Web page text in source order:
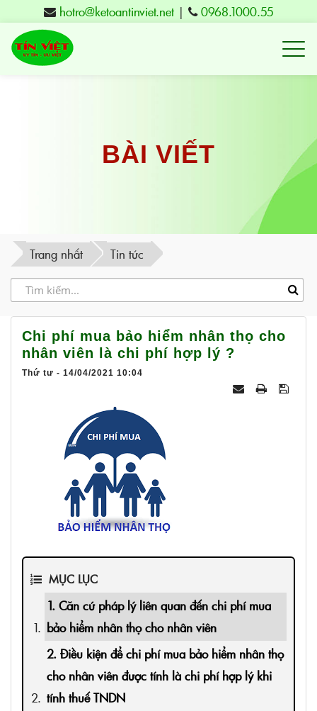
hotro@ketoantinviet.net| 0968.1000.55
Kế
Phú
Yên
tạo
Việt
-
BÀI VIẾT
Trang nhất Tin tức
Chi phí mua bảo hiểm nhân thọ cho
nhân viên là chi phí hợp lý ?
Thứ tư - 14/04/2021 10:04
MỤC LỤC
1. Căn cứ pháp lý liên quan đến chi phí mua
bảo hiểm nhân thọ cho nhân viên
2. Điều kiện để chi phí mua bảo hiểm nhân thọ
cho nhân viên được tính là chi phí hợp lý khi
tính thuế TNDN